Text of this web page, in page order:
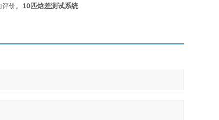
价。 10匹焓差测试系统